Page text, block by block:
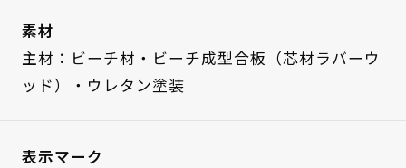
素材
主材：ビーチ材・ビーチ成型合板（芯材ラバーウ
ッド）・ウレタン塗装
表示マーク